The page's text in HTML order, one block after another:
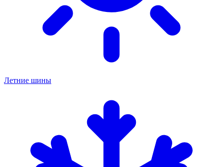
Летние шины